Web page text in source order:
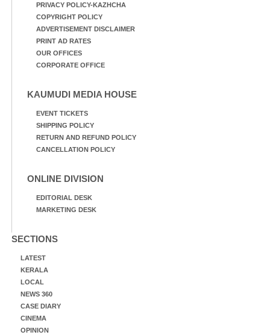
PRIVACY POLICY-KAZHCHA
COPYRIGHT POLICY
ADVERTISEMENT DISCLAIMER
PRINT AD RATES
OUR OFFICES
CORPORATE OFFICE
KAUMUDI MEDIA HOUSE
EVENT TICKETS
SHIPPING POLICY
RETURN AND REFUND POLICY
CANCELLATION POLICY
ONLINE DIVISION
EDITORIAL DESK
MARKETING DESK
SECTIONS
LATEST
KERALA
LOCAL
NEWS 360
CASE DIARY
CINEMA
OPINION